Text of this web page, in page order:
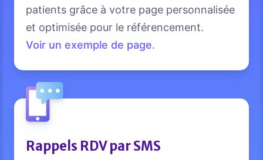
patients grâce à votre page personnalisée
et optimisée pour le référencement.
Voir un exemple de page.
Rappels RDV par SMS